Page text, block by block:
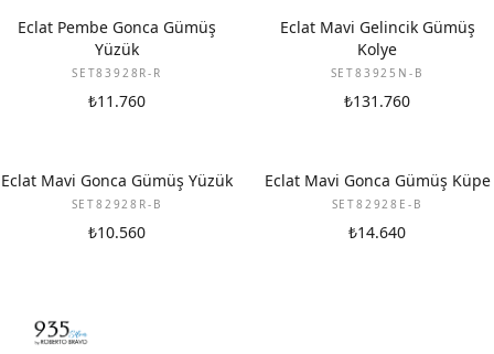
Eclat Pembe Gonca Gümüş
Yüzük
SET83928R-R
₺11.760
Eclat Mavi Gelincik Gümüş
Kolye
SET83925N-B
₺131.760
Eclat Mavi Gonca Gümüş Yüzük
SET82928R-B
₺10.560
Eclat Mavi Gonca Gümüş Küpe
SET82928E-B
₺14.640